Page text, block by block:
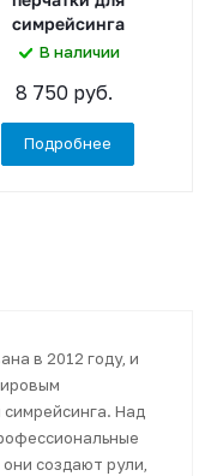
симрейсинга
В наличии
8 750 руб.
Подробнее
в 2012 году, и
Над
создают рули,